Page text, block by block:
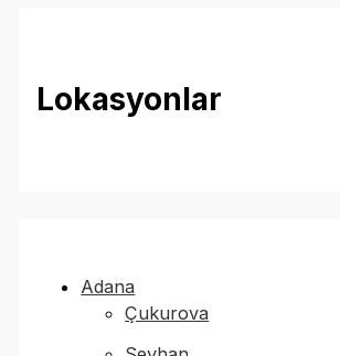
Lokasyonlar
Adana
Çukurova